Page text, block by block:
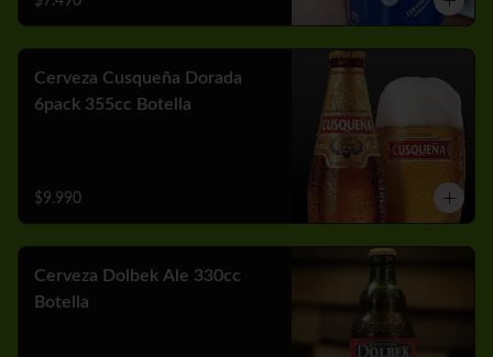
Cerveza Cusqueña Dorada
6pack 355cc Botella
$9.990
Cerveza Dolbek Ale 330cc
Botella